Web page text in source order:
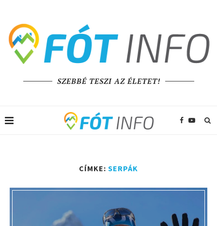
SZEBBÉ TESZI AZ ÉLETET!
CÍMKE: SERPÁK